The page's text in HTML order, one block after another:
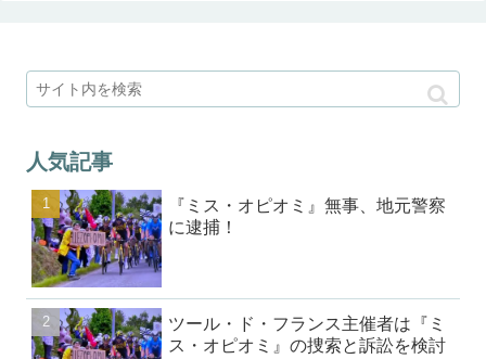
人気記事
『ミス・オピオミ』無事、地元警察
に逮捕！
ツール・ド・フランス主催者は『ミ
ス・オピオミ』の捜索と訴訟を検討